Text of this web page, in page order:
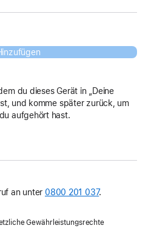
du dieses Gerät in „Deine
und komme später zurück, um
aufgehört hast.
an unter 0800 201 037.
Gewährleistungsrechte